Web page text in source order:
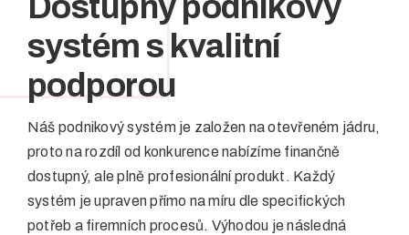
Dostupný podnikový
systém s kvalitní
podporou
Náš podnikový systém je založen na otevřeném jádru,
proto na rozdíl od konkurence nabízíme finančně
dostupný, ale plně profesionální produkt. Každý
systém je upraven přímo na míru dle specifických
potřeb a firemních procesů. Výhodou je následná